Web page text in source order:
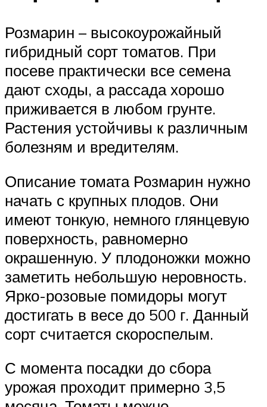
Розмарин – высокоурожайный
гибридный сорт томатов. При
посеве практически все семена
дают сходы, а рассада хорошо
приживается в любом грунте.
Растения устойчивы к различным
болезням и вредителям.
Описание томата Розмарин нужно
начать с крупных плодов. Они
имеют тонкую, немного глянцевую
поверхность, равномерно
окрашенную. У плодоножки можно
заметить небольшую неровность.
Ярко-розовые помидоры могут
достигать в весе до 500 г. Данный
сорт считается скороспелым.
С момента посадки до сбора
урожая проходит примерно 3,5